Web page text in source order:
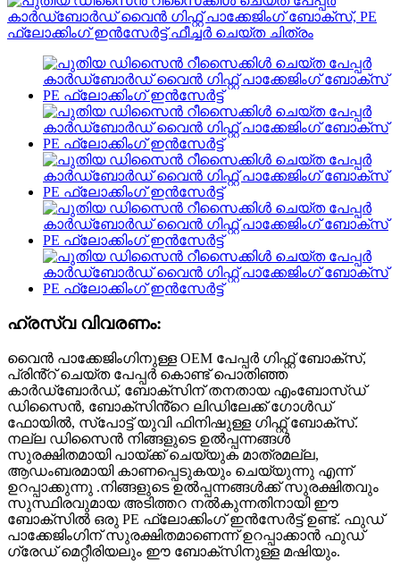
ഹ്രസ്വ വിവരണം:
വൈൻ പാക്കേജിംഗിനുള്ള OEM പേപ്പർ ഗിഫ്റ്റ് ബോക്സ്,
പ്രിൻ്റ് ചെയ്ത പേപ്പർ കൊണ്ട് പൊതിഞ്ഞ
കാർഡ്ബോർഡ്, ബോക്സിന് തനതായ എംബോസ്ഡ്
ഡിസൈൻ, ബോക്സിൻ്റെ ലിഡിലേക്ക് ഗോൾഡ്
ഫോയിൽ, സ്പോട്ട് യുവി ഫിനിഷുള്ള ഗിഫ്റ്റ് ബോക്സ്.
നല്ല ഡിസൈൻ നിങ്ങളുടെ ഉൽപ്പന്നങ്ങൾ
സുരക്ഷിതമായി പായ്ക്ക് ചെയ്യുക മാത്രമല്ല,
ആഡംബരമായി കാണപ്പെടുകയും ചെയ്യുന്നു എന്ന്
ഉറപ്പാക്കുന്നു .നിങ്ങളുടെ ഉൽപ്പന്നങ്ങൾക്ക് സുരക്ഷിതവും
സുസ്ഥിരവുമായ അടിത്തറ നൽകുന്നതിനായി ഈ
ബോക്സിൽ ഒരു PE ഫ്ലോക്കിംഗ് ഇൻസേർട്ട് ഉണ്ട്. ഫുഡ്
പാക്കേജിംഗിന് സുരക്ഷിതമാണെന്ന് ഉറപ്പാക്കാൻ ഫുഡ്
ഗ്രേഡ് മെറ്റീരിയലും ഈ ബോക്സിനുള്ള മഷിയും.